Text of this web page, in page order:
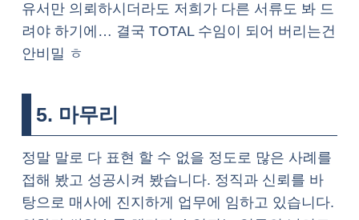
유서만 의뢰하시더라도 저희가 다른 서류도 봐 드
려야 하기에… 결국 TOTAL 수임이 되어 버리는건
안비밀 ㅎ
5. 마무리
정말 말로 다 표현 할 수 없을 정도로 많은 사례를
접해 봤고 성공시켜 봤습니다. 정직과 신뢰를 바
탕으로 매사에 진지하게 업무에 임하고 있습니다.